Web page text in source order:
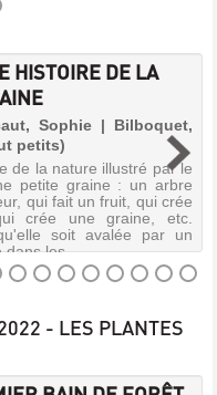
HISTOIRE DE LA
Sophie | Bilboquet,
petits)
de la nature illustré par le
petite graine : un arbre
qui fait un fruit, qui crée
crée une graine, etc.
soit avalée par un
dans les ...
- LES PLANTES